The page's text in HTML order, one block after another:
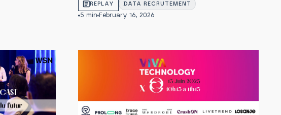
REPLAY DATA RECRUTEMENT
5 min February 16, 2026